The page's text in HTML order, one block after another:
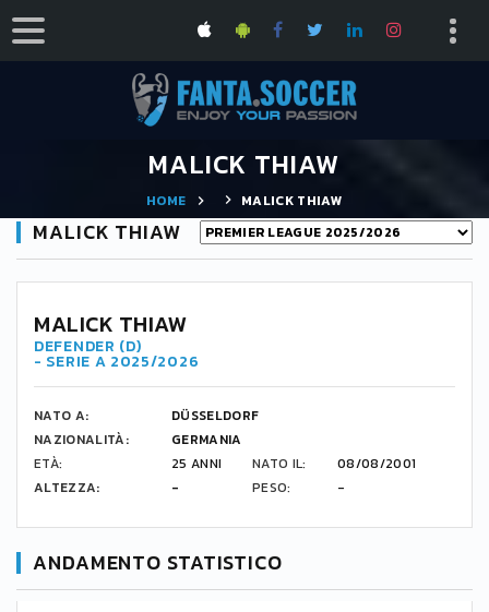
MALICK THIAW
HOME MALICK THIAW
MALICK THIAW
MALICK THIAW
DEFENDER (D)
- SERIE A 2025/2026
NATO A:
DÜSSELDORF
NAZIONALITÀ:
GERMANIA
ETÀ:
25 ANNI NATO IL:
08/08/2001
ALTEZZA:
- PESO: -
ANDAMENTO STATISTICO